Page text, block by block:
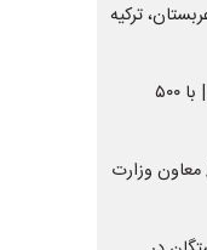
ترکیه
ثبت نام سایپا امروز ۱۷ مرداد ۱۴۰۵ | با ۵۰۰
وزارت